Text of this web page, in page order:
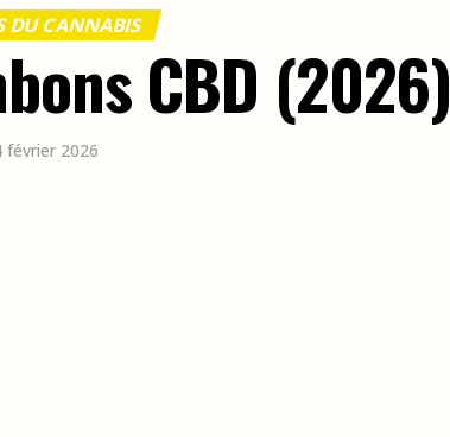
DU CANNABIS
CBD (2026)
février 2026